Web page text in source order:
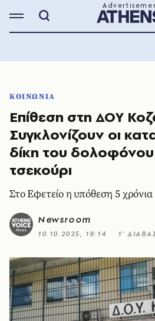
ΚΟΙΝΩΝΙΑ
Επίθεση στη ΔΟΥ
Συγκλονίζουν οι
δίκη του
τσεκούρι
Στο Εφετείο η υπόθεση 5
Newsroom
10.10.2025, 18:14 1’